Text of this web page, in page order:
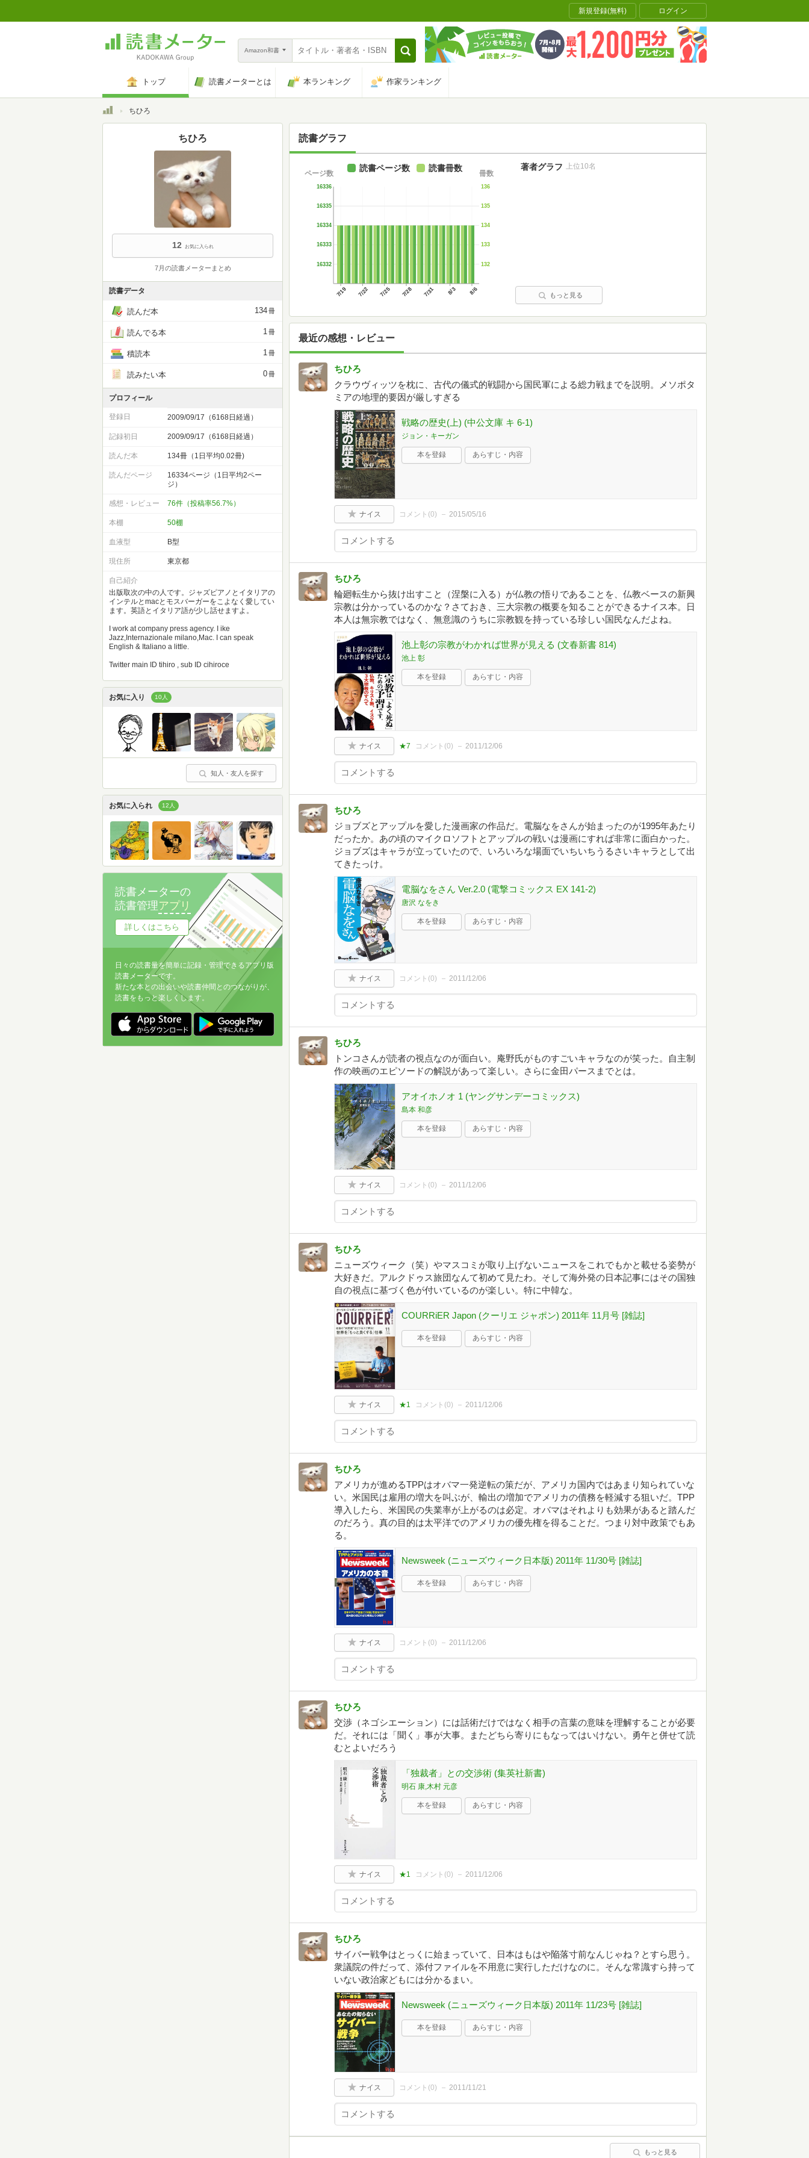
新規登録(無料) ログイン
Amazon和書
トップ 読書メーターとは 本ランキング 作家ランキング
トップちひろ
読書グラフ
7/19 7/22 7/25 7/28 7/31 8/3 8/6
16332
16333
16334
16335
16336
ページ数
132
133
134
135
136
冊数
読書ページ数 読書冊数 著者グラフ 上位10名
もっと見る
最近の感想・レビュー
ちひろ
クラウヴィッツを枕に、古代の儀式的戦闘から国民軍による総力戦までを説明。メソポタ
ミアの地理的要因が厳しすぎる
戦略の歴史(上) (中公文庫 キ 6-1)
ジョン・キーガン
本を登録 あらすじ・内容
ナイス コメント(0) 2015/05/16
ちひろ
輪廻転生から抜け出すこと（涅槃に入る）が仏教の悟りであることを、仏教ベースの新興
宗教は分かっているのかな？さておき、三大宗教の概要を知ることができるナイス本。日
本人は無宗教ではなく、無意識のうちに宗教観を持っている珍しい国民なんだよね。
池上彰の宗教がわかれば世界が見える (文春新書 814)
池上 彰
本を登録 あらすじ・内容
ナイス ★7 コメント(0) 2011/12/06
ちひろ
ジョブズとアップルを愛した漫画家の作品だ。電脳なをさんが始まったのが1995年あたり
だったか。あの頃のマイクロソフトとアップルの戦いは漫画にすれば非常に面白かった。
ジョブズはキャラが立っていたので、いろいろな場面でいちいちうるさいキャラとして出
てきたっけ。
電脳なをさん Ver.2.0 (電撃コミックス EX 141-2)
唐沢 なをき
本を登録 あらすじ・内容
ナイス コメント(0) 2011/12/06
ちひろ
トンコさんが読者の視点なのが面白い。庵野氏がものすごいキャラなのが笑った。自主制
作の映画のエピソードの解説があって楽しい。さらに金田パースまでとは。
アオイホノオ 1 (ヤングサンデーコミックス)
島本 和彦
本を登録 あらすじ・内容
ナイス コメント(0) 2011/12/06
ちひろ
ニューズウィーク（笑）やマスコミが取り上げないニュースをこれでもかと載せる姿勢が
大好きだ。アルクドゥス旅団なんて初めて見たわ。そして海外発の日本記事にはその国独
自の視点に基づく色が付いているのが楽しい。特に中韓な。
COURRiER Japon (クーリエ ジャポン) 2011年 11月号 [雑誌]
本を登録 あらすじ・内容
ナイス ★1 コメント(0) 2011/12/06
ちひろ
アメリカが進めるTPPはオバマ一発逆転の策だが、アメリカ国内ではあまり知られていな
い。米国民は雇用の増大を叫ぶが、輸出の増加でアメリカの債務を軽減する狙いだ。TPP
導入したら、米国民の失業率が上がるのは必定。オバマはそれよりも効果があると踏んだ
のだろう。真の目的は太平洋でのアメリカの優先権を得ることだ。つまり対中政策でもあ
る。
Newsweek (ニューズウィーク日本版) 2011年 11/30号 [雑誌]
本を登録 あらすじ・内容
ナイス コメント(0) 2011/12/06
ちひろ
交渉（ネゴシエーション）には話術だけではなく相手の言葉の意味を理解することが必要
だ。それには「聞く」事が大事。またどちら寄りにもなってはいけない。勇午と併せて読
むとよいだろう
「独裁者」との交渉術 (集英社新書)
明石 康,木村 元彦
本を登録 あらすじ・内容
ナイス ★1 コメント(0) 2011/12/06
ちひろ
サイバー戦争はとっくに始まっていて、日本はもはや陥落寸前なんじゃね？とすら思う。
衆議院の件だって、添付ファイルを不用意に実行しただけなのに。そんな常識すら持って
いない政治家どもには分かるまい。
Newsweek (ニューズウィーク日本版) 2011年 11/23号 [雑誌]
本を登録 あらすじ・内容
ナイス コメント(0) 2011/11/21
もっと見る
ちひろ
12 お気に入られ
7月の読書メーターまとめ
読書データ
読んだ本 134冊
読んでる本 1冊
積読本 1冊
読みたい本 0冊
プロフィール
登録日 2009/09/17（6168日経過）
記録初日 2009/09/17（6168日経過）
読んだ本 134冊（1日平均0.02冊)
読んだページ
16334ページ（1日平均2ペー
ジ）
感想・レビュー 76件（投稿率56.7%）
本棚 50棚
血液型 B型
現住所 東京都
自己紹介
出版取次の中の人です。ジャズピアノとイタリアの
インテルとmacとモスバーガーをこよなく愛してい
ます。英語とイタリア語が少し話せますよ。
I work at company press agency. I ike
Jazz,Internazionale milano,Mac. I can speak
English & Italiano a little.
Twitter main ID tihiro , sub ID cihiroce
お気に入り 10人
知人・友人を探す
お気に入られ 12人
読書メーターの
読書管理アプリ
詳しくはこちら
日々の読書量を簡単に記録・管理できるアプリ版
読書メーターです。
新たな本との出会いや読書仲間とのつながりが、
読書をもっと楽しくします。